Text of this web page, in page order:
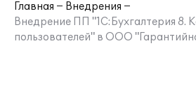
Главная
Внедрения
Внедрение ПП "1С:Бухгалтерия 8.
пользователей" в ООО